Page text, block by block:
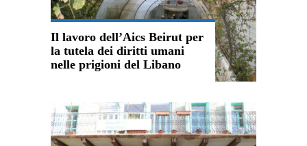
Il lavoro dell’Aics Beirut per
la tutela dei diritti umani
nelle prigioni del Libano